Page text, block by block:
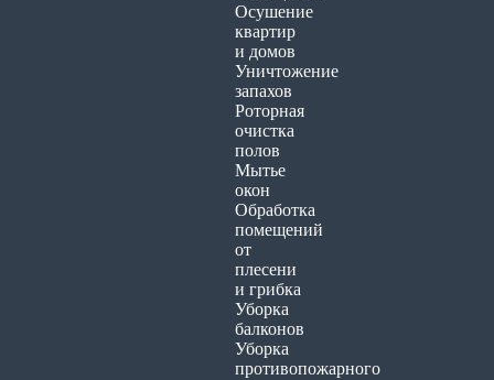
Осушение
квартир
и домов
Уничтожение
запахов
Роторная
очистка
полов
Мытье
окон
Обработка
помещений
от
плесени
и грибка
Уборка
балконов
Уборка
противопожарного